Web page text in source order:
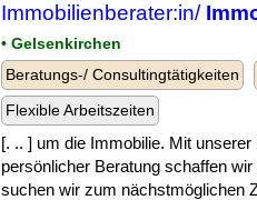
Immobilienberater:in/
• Gelsenkirchen
Beratungs-/ Consultingtätigkeiten
Flexible Arbeitszeiten
[. .. ] um die Immobilie. Mit
persönlicher Beratung schaffen
suchen wir zum nächstmöglichen